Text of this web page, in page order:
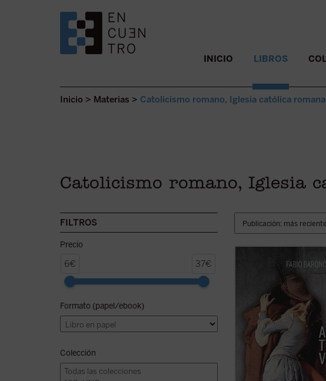
SALTAR AL CONTENIDO. INICIO LIBROS
Inicio > Materias > Catolicismo romano, Iglesia católica romana
Catolicismo romano, Iglesia
FILTROS
Precio
6€ 37€
Formato (papel/ebook)
Colección
En el surco trazado por el
Giussani en el volumen
libro reúne y sintetiza
a la lectura con las que
encendía en los chavales
literaria y también
método de ...
(ver ficha)